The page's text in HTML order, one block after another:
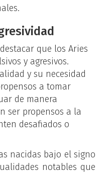
que los Aries
y agresivos.
y su necesidad
a tomar
de manera
ser propensos a la
desafiados o
nacidas bajo el signo
notables que